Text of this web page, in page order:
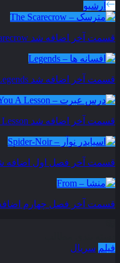
آرشیو
قسمت آخر اضافه شد
قسمت آخر اضافه شد
قسمت آخر اضافه شد
قسمت آخر فصل اول اضافه
قسمت آخر فصل چهارم
فیلم سریال